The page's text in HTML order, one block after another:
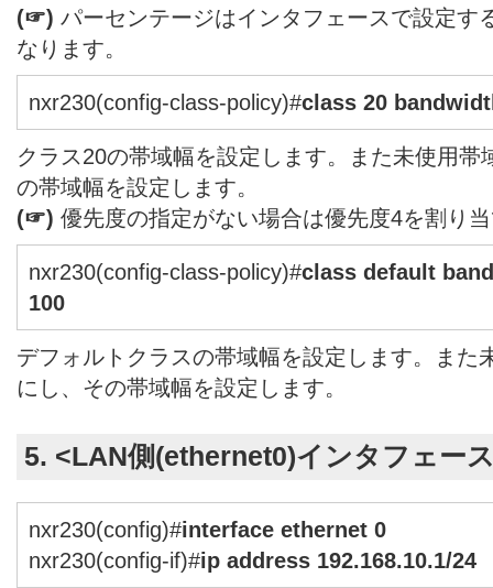
(☞) パーセンテージはインタフェースで設定す
なります。
nxr230(config-class-policy)#class 20
クラス20の帯域幅を設定します。また未使用帯
の帯域幅を設定します。
(☞) 優先度の指定がない場合は優先度4を割り
nxr230(config-class-policy)#class default
100
デフォルトクラスの帯域幅を設定します。また
にし、その帯域幅を設定します。
5. <LAN側(ethernet0)インタフェー
nxr230(config)#interface ethernet 0
nxr230(config-if)#ip address 192.168.10.1/24